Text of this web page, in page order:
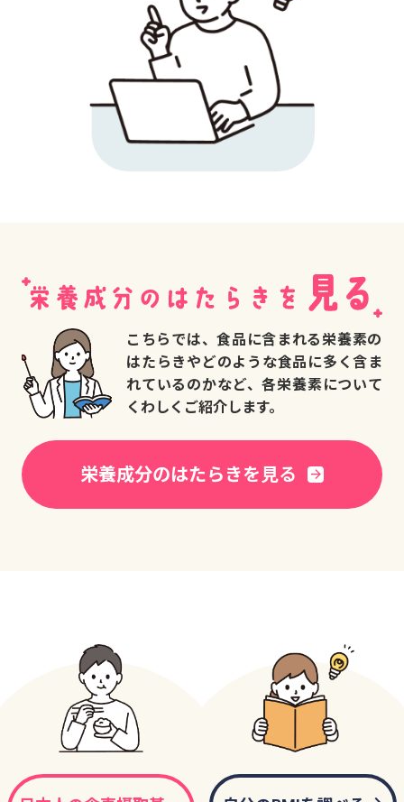
こちらでは、食品に含まれる栄養素の
はたらきやどのような食品に多く含ま
れているのかなど、各栄養素について
くわしくご紹介します。
栄養成分のはたらきを見る arrow_forward